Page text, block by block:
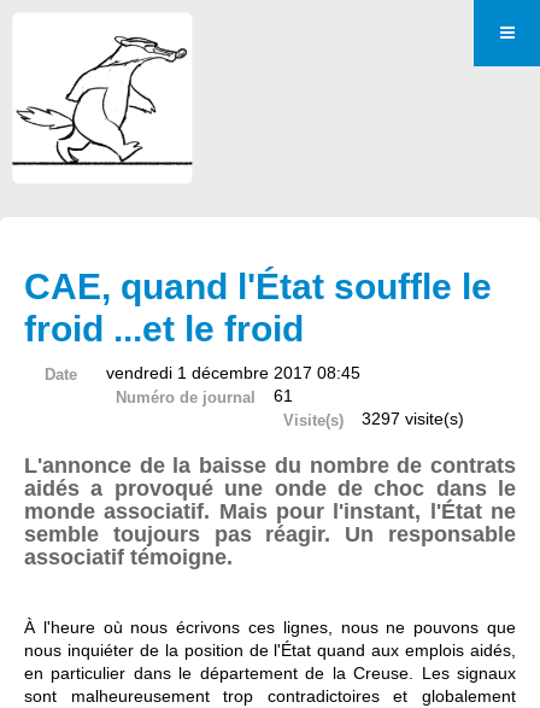
CAE, quand l'État souffle le
froid ...et le froid
Date vendredi 1 décembre 2017 08:45
Numéro de journal 61
Visite(s) 3297 visite(s)
L'annonce de la baisse du nombre de contrats
aidés a provoqué une onde de choc dans le
monde associatif. Mais pour l'instant, l'État ne
semble toujours pas réagir. Un responsable
associatif témoigne.
À l'heure où nous écrivons ces lignes, nous ne pouvons que
nous inquiéter de la position de l'État quand aux emplois aidés,
en particulier dans le département de la Creuse. Les signaux
sont malheureusement trop contradictoires et globalement